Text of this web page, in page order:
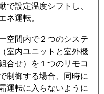
RPI-
kobe
RPI-AP224SHP11-
AP224SHP11 RPI-
kobe RPI-
RPI-AP224SHP9-
AP224SHP9
で設定温度シフトし、
ネ運転。
空間内で２つのシステ
室内ユニットと室外機
合せ）を１つのリモコ
制御する場合、同時に
運転に入らないように